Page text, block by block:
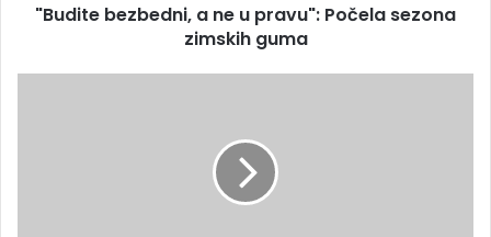
"Budite bezbedni, a ne u pravu": Počela sezona
zimskih guma